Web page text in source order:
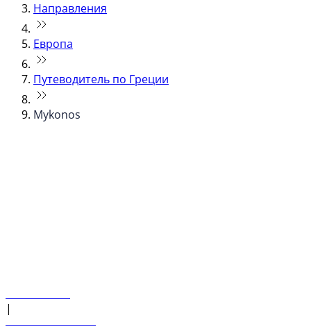
Направления
Европа
Путеводитель по Греции
Mykonos
|